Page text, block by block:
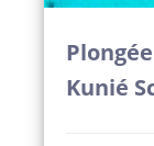
Kunié